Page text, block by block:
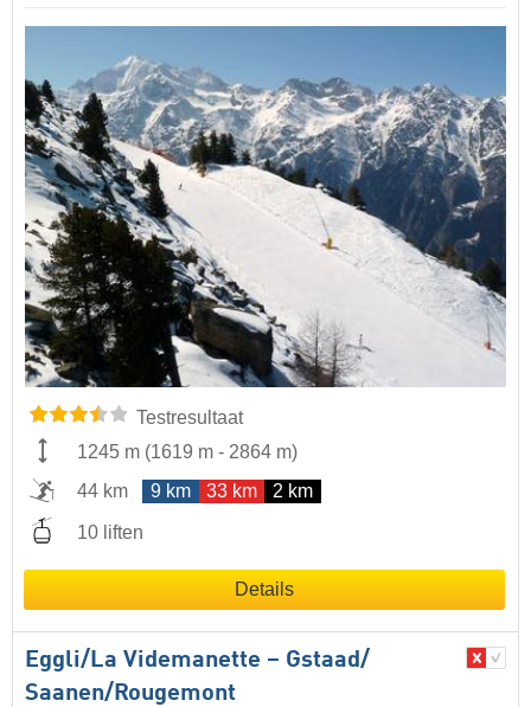
Testresultaat
1245 m (1619 m - 2864 m)
44 km
9 km 33 km 2 km
10 liften
Details
Eggli/​La Videmanette – Gstaad/​
Saanen/​Rougemont